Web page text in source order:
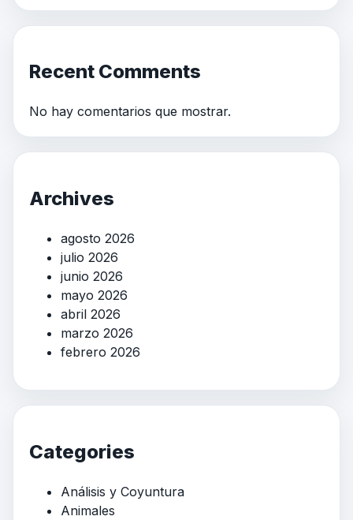
Recent Comments
No hay comentarios que mostrar.
Archives
agosto 2026
julio 2026
junio 2026
mayo 2026
abril 2026
marzo 2026
febrero 2026
Categories
Análisis y Coyuntura
Animales